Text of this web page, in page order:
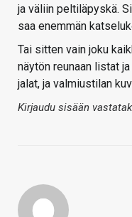
ja väliin peltiläpyskä.
saa enemmän
Tai sitten vain joku
näytön reunaan listat
jalat, ja valmiustilan
Kirjaudu sisään